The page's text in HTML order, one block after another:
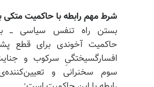
شرط مهم رابطه با حاکمیت متکی
بستن راه تنفس سیاسی ــ
حاکمیت آخوندی برای قطع
افسارگسیختگیِ سرکوب و
سوم سخنرانی و